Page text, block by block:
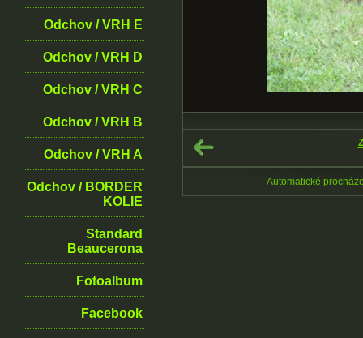
Odchov / VRH E
Odchov / VRH D
Odchov / VRH C
Odchov / VRH B
Odchov / VRH A
Odchov / BORDER
KOLIE
Standard
Beaucerona
Fotoalbum
Facebook
Automatické